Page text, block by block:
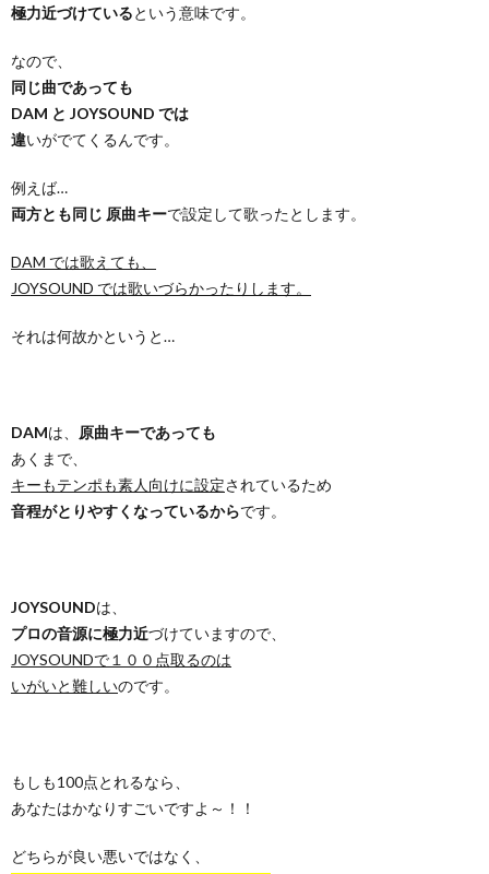
極力近づけているという意味です。
なので、
同じ曲であっても
DAM と JOYSOUND では
違いがでてくるんです。
例えば…
両方とも同じ 原曲キーで設定して歌ったとします。
DAM では歌えても、
JOYSOUND では歌いづらかったりします。
それは何故かというと…
DAMは、 原曲キーであっても
あくまで、
キーもテンポも素人向けに設定されているため
音程がとりやすくなっているからです。
JOYSOUNDは、
プロの音源に極力近づけていますので、
JOYSOUNDで１００点取るのは
いがいと難しいのです。
もしも100点とれるなら、
あなたはかなりすごいですよ～！！
どちらが良い悪いではなく、